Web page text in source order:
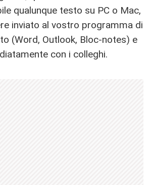
qualunque testo su PC o Mac,
inviato al vostro programma di
(Word, Outlook, Bloc-notes) e
con i colleghi.